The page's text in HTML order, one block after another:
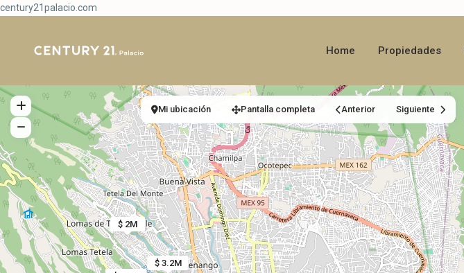
century21palacio.com
Home Propiedades
$ 3.2M
$ 2M
Mi ubicación Pantalla completa Anterior Siguiente
66